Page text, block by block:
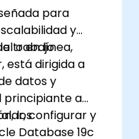
de SQL y
o
19c utilizando
herramientas
para
y
trabajo
o en línea,
está dirigida a
datos y
principiante a
configurar y
Database 19c
los